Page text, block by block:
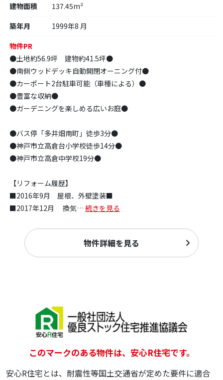
建物面積
137.45m²
築年月
1999年8 月
物件PR
●土地約56.9坪 建物約41.5坪●
●南側ウッドデッキ自動開閉オーニング付●
●カーポート2台駐車可能（車種による）●
●豊富な収納●
●ガーデニングを楽しめる広いお庭●
●バス停「多井畑南町」徒歩3分●
●神戸市立高倉台小学校徒歩14分●
●神戸市立高倉中学校19分●
【リフォーム履歴】
■2016年9月 屋根、外壁塗装■
■2017年12月 換気… 続きを見る
物件詳細を見る
このマークのある物件は、安心R住宅です。
安心R住宅とは、耐震性等国土交通省が定めた要件に適合